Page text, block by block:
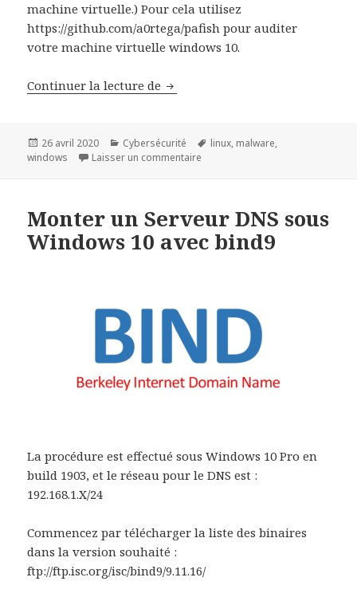
machine virtuelle.) Pour cela utilisez
https://github.com/a0rtega/pafish pour auditer
votre machine virtuelle windows 10.
Continuer la lecture de Fiche Technique sur l’analyse
Publié
le
26 avril 2020 Catégories
Cybersécurité
Mots-
linux, malware,
windows
Laisser un commentaire
Monter un Serveur DNS sous
Windows 10 avec bind9
La procédure est effectué sous Windows 10 Pro en
build 1903, et le réseau pour le DNS est :
192.168.1.X/24
Commencez par télécharger la liste des binaires
dans la version souhaité :
ftp://ftp.isc.org/isc/bind9/9.11.16/